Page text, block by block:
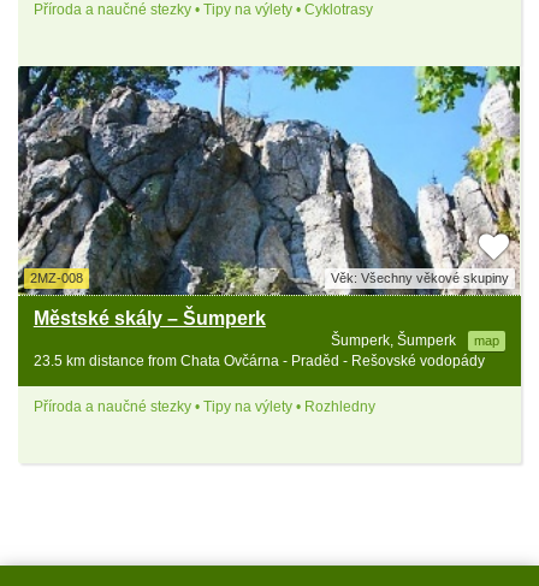
Příroda a naučné stezky • Tipy na výlety • Cyklotrasy
2MZ-008 Věk: Všechny věkové skupiny
Městské skály – Šumperk
Šumperk, Šumperk map
23.5 km distance from Chata Ovčárna - Praděd - Rešovské vodopády
Příroda a naučné stezky • Tipy na výlety • Rozhledny